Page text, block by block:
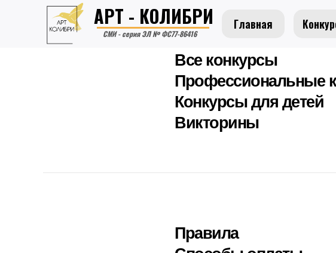
АРТ - КОЛИБРИ
СМИ - серия ЭЛ № ФС77-86416
Главная
Все конкурсы
Профессиональные
Конкурсы для детей
Викторины
Правила